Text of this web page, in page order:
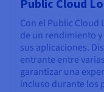
Public Cloud
Con el Public Cloud
de un rendimiento
sus aplicaciones.
entrante entre
garantizar una
incluso durante los